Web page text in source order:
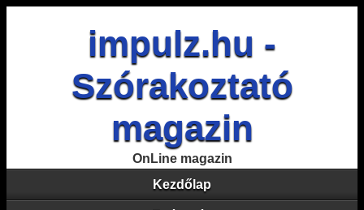
impulz.hu -
Szórakoztató
magazin
OnLine magazin
Kezdőlap